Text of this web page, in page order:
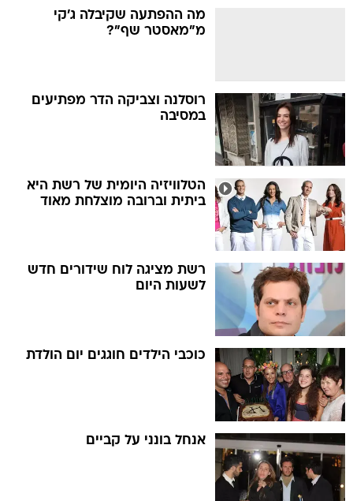
מה ההפתעה שקיבלה ג'קי
מ"מאסטר שף"?
רוסלנה וצביקה הדר מפתיעים
במסיבה
הטלוויזיה היומית של רשת היא
ביתית וברובה מוצלחת מאוד
רשת מציגה לוח שידורים חדש
לשעות היום
כוכבי הילדים חוגגים יום הולדת
אנחל בונני על קביים